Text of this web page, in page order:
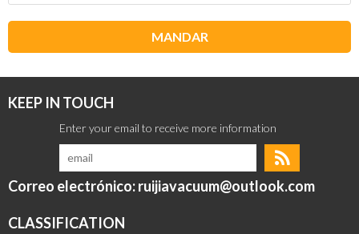
MANDAR
KEEP IN TOUCH
Correo electrónico: ruijiavacuum@outlook.com
CLASSIFICATION